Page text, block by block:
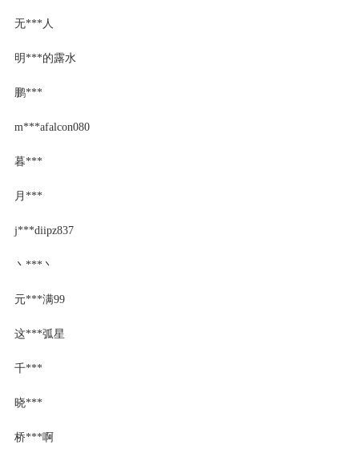
无***人
明***的露水
鹏***
m***afalcon080
暮***
月***
j***diipz837
丶***丶
元***满99
这***弧星
千***
晓***
桥***啊